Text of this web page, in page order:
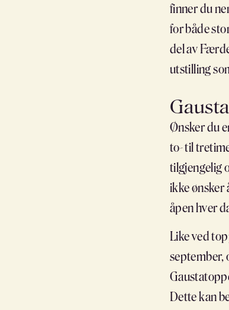
finner du
for både
del av
utstilling
Ønsker du
to- til
tilgjengelig
ikke ønsker
åpen hver
Like ved
september,
Dette kan